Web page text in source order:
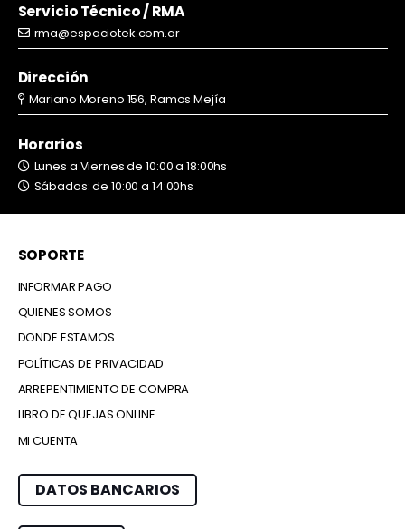
Servicio Técnico / RMA
rma@espaciotek.com.ar
Dirección
Mariano Moreno 156, Ramos Mejía
Horarios
Lunes a Viernes de 10:00 a 18:00hs
Sábados: de 10:00 a 14:00hs
SOPORTE
INFORMAR PAGO
QUIENES SOMOS
DONDE ESTAMOS
POLÍTICAS DE PRIVACIDAD
ARREPENTIMIENTO DE COMPRA
LIBRO DE QUEJAS ONLINE
MI CUENTA
DATOS BANCARIOS